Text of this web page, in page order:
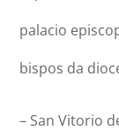
palacio
bispos da
– San Vitorio